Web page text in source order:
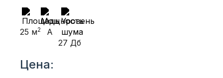
25 м2
A
27 Дб
Цена: